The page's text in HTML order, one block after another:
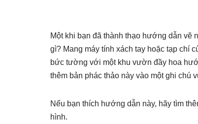
Một khi bạn đã thành thạo hướng dẫn
gì? Mang máy tính xách tay hoặc tạp chí
bức tường với một khu vườn đầy hoa
thêm bản phác thảo này vào một ghi chú
Nếu bạn thích hướng dẫn này, hãy tìm
hình.